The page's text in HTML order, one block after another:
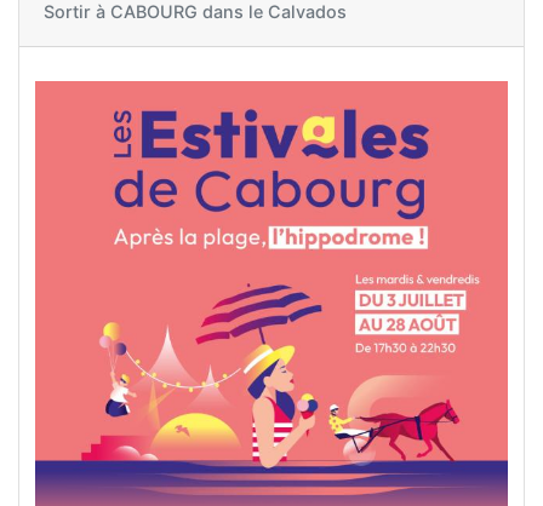
Sortir à CABOURG dans le Calvados